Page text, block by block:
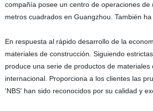
compañía posee un centro de operaciones
metros cuadrados en Guangzhou. También
En respuesta al rápido desarrollo de la
materiales de construcción. Siguiendo
produce una serie de productos de
internacional. Proporciona a los clientes las
'NBS' han sido reconocidos por su calidad y